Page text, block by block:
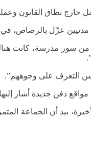
نطاق القانون
مدنيين عزّل بالرصاص،
التعرف على وجوههم”.
دفن جديدة أشار
بيد أن الجماعة